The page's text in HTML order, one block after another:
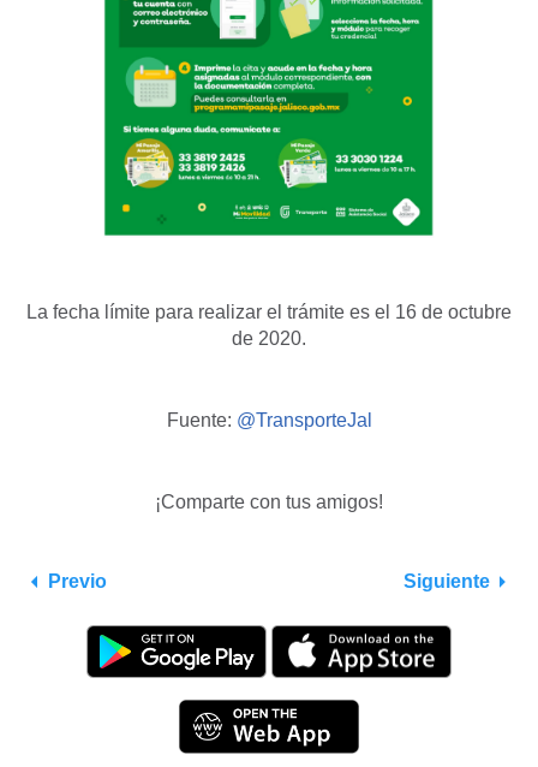
La fecha límite para realizar el trámite es el 16 de octubre
de 2020.
Fuente: @TransporteJal
¡Comparte con tus amigos!
Previo Siguiente